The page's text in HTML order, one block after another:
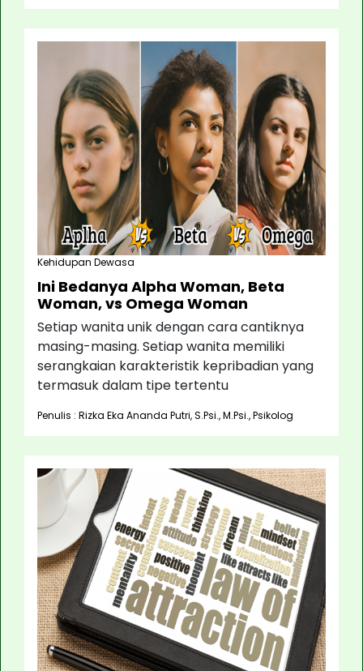
Kehidupan Dewasa
Ini Bedanya Alpha Woman, Beta
Woman, vs Omega Woman
Setiap wanita unik dengan cara cantiknya
masing-masing. Setiap wanita memiliki
serangkaian karakteristik kepribadian yang
termasuk dalam tipe tertentu
Penulis : Rizka Eka Ananda Putri, S.Psi., M.Psi., Psikolog